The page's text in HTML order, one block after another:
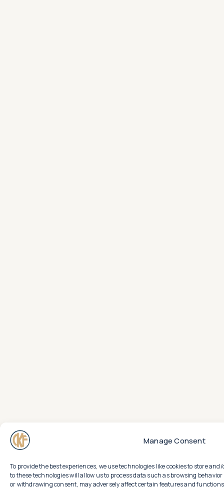
Manage Consent
To provide the best experiences, we use technologies like cookies to store
to these technologies will allow us to process data such as browsing
or withdrawing consent, may adversely affect certain features and